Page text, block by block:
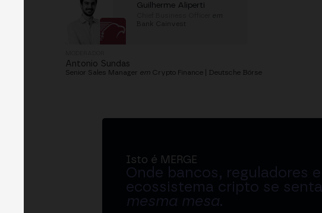
Guilherme Aliperti
Bank Cainvest
Antonio Sundas
Senior Sales Manager em Crypto Finance | Deutsche Börse
Isto é MERGE
Onde bancos, reguladores
ecossistema cripto se
mesma mesa.